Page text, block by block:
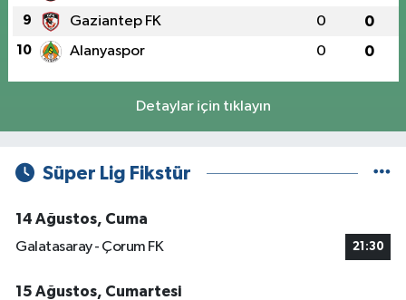
9 Gaziantep FK 0 0
10 Alanyaspor 0 0
Detaylar için tıklayın
Süper Lig Fikstür
14 Ağustos, Cuma
Galatasaray - Çorum FK
21:30
15 Ağustos, Cumartesi